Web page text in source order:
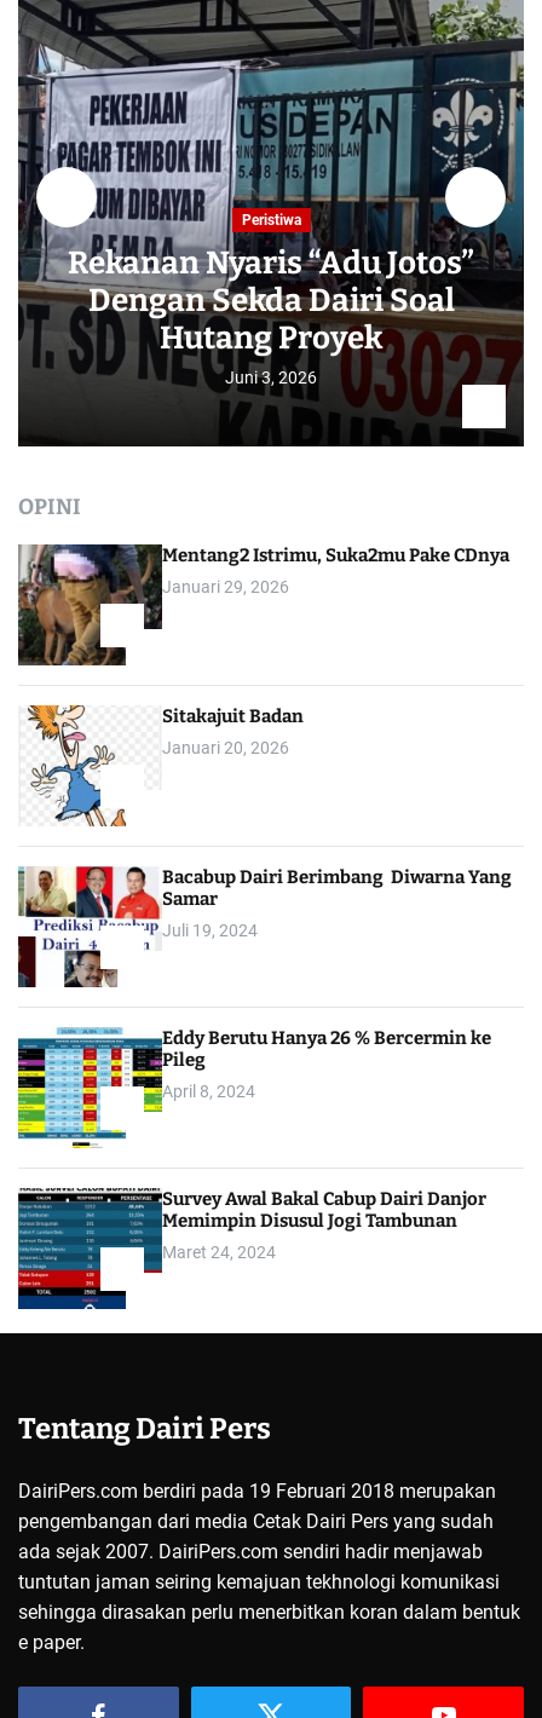
Peristiwa
Rekanan Nyaris “Adu Jotos”
Dengan Sekda Dairi Soal
Hutang Proyek
Juni 3, 2026
OPINI
Mentang2 Istrimu, Suka2mu Pake CDnya
Januari 29, 2026
Sitakajuit Badan
Januari 20, 2026
Bacabup Dairi Berimbang Diwarna Yang
Samar
Juli 19, 2024
Eddy Berutu Hanya 26 % Bercermin ke
Pileg
April 8, 2024
Survey Awal Bakal Cabup Dairi Danjor
Memimpin Disusul Jogi Tambunan
Maret 24, 2024
Tentang Dairi Pers
DairiPers.com berdiri pada 19 Februari 2018 merupakan
pengembangan dari media Cetak Dairi Pers yang sudah
ada sejak 2007. DairiPers.com sendiri hadir menjawab
tuntutan jaman seiring kemajuan tekhnologi komunikasi
sehingga dirasakan perlu menerbitkan koran dalam bentuk
e paper.